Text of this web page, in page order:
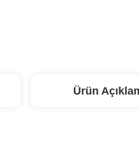
Ürün